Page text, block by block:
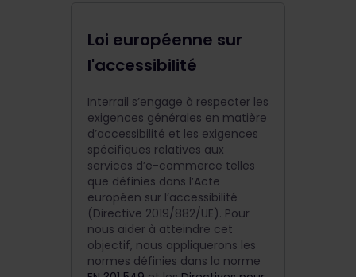
Loi européenne sur
l'accessibilité
Interrail s’engage à respecter les
exigences générales en matière
d’accessibilité et les exigences
spécifiques relatives aux
services d’e-commerce telles
que définies dans l’Acte
européen sur l’accessibilité
(Directive 2019/882/UE). Pour
nous aider à atteindre cet
objectif, nous appliquerons les
normes définies dans la norme